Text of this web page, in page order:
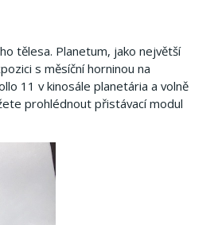
tělesa. Planetum, jako největší
s měsíční horninou na
11 v kinosále planetária a volně
prohlédnout přistávací modul